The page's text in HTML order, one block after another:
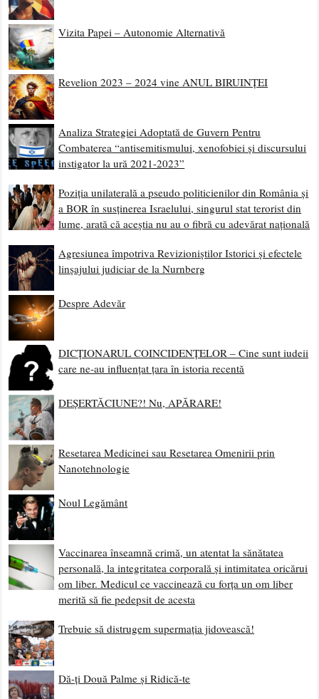
Vizita Papei – Autonomie Alternativă
Revelion 2023 – 2024 vine ANUL BIRUINȚEI
Analiza Strategiei Adoptată de Guvern Pentru
Combaterea “antisemitismului, xenofobiei și discursului
instigator la ură 2021-2023”
Poziția unilaterală a pseudo politicienilor din România și
a BOR în susținerea Israelului, singurul stat terorist din
lume, arată că aceștia nu au o fibră cu adevărat națională
Agresiunea împotriva Revizioniștilor Istorici și efectele
linșajului judiciar de la Nurnberg
Despre Adevăr
DICȚIONARUL COINCIDENȚELOR – Cine sunt iudeii
care ne-au influențat țara în istoria recentă
DEȘERTĂCIUNE?! Nu, APĂRARE!
Resetarea Medicinei sau Resetarea Omenirii prin
Nanotehnologie
Noul Legământ
Vaccinarea înseamnă crimă, un atentat la sănătatea
personală, la integritatea corporală și intimitatea oricărui
om liber. Medicul ce vaccinează cu forța un om liber
merită să fie pedepsit de acesta
Trebuie să distrugem supermația jidovească!
Dă-ți Două Palme și Ridică-te